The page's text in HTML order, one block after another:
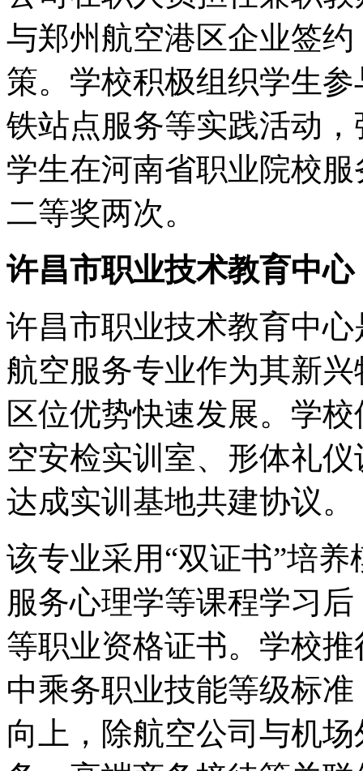
与郑州航空港区企业签
策。学校积极组织学生
铁站点服务等实践活动
学生在河南省职业院校
二等奖两次。
许昌市职业技术教育中心
许昌市职业技术教育中
航空服务专业作为其新
区位优势快速发展。学
空安检实训室、形体礼
达成实训基地共建协议。
该专业采用“双证书”培
服务心理学等课程学习
等职业资格证书。学校
中乘务职业技能等级标
向上，除航空公司与机